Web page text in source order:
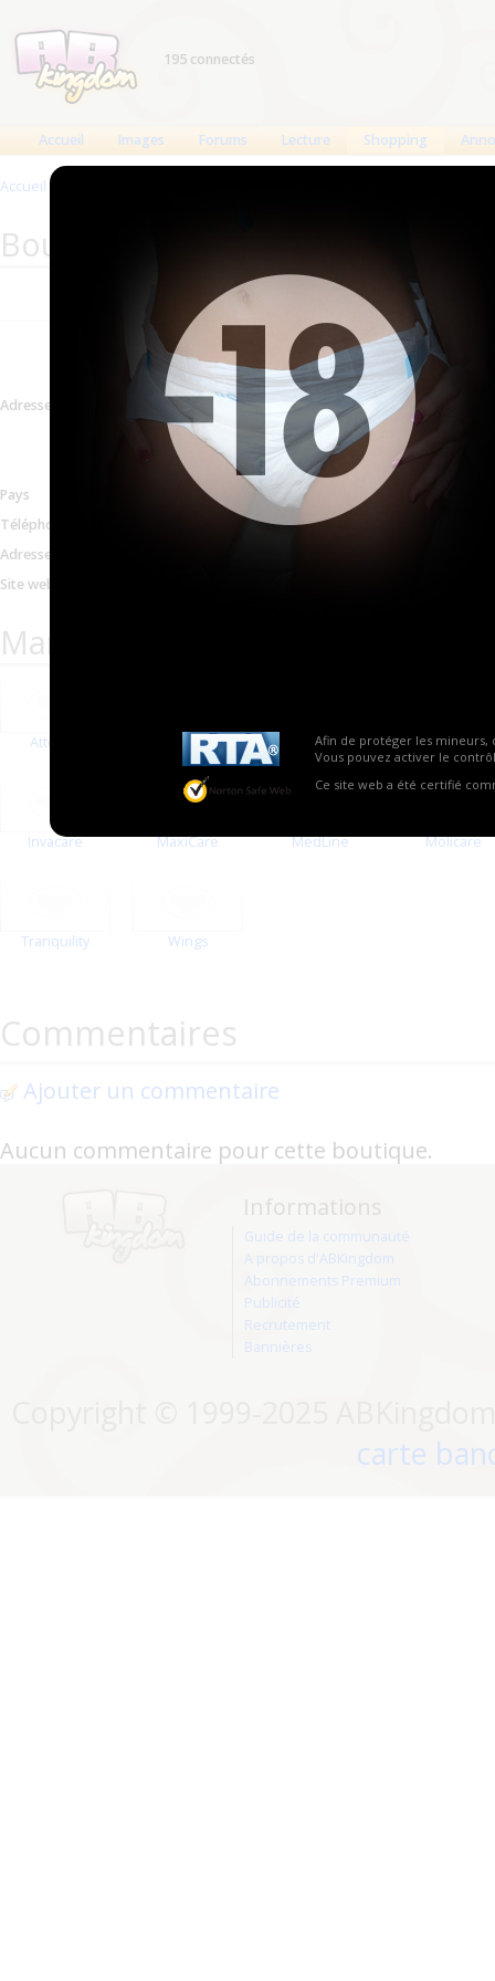
Afin de protéger les mineurs,
Vous pouvez activer le
Ce site web a été certifié
195 connectés
Accueil Images Forums Lecture Shopping
Accueil >
Boutique : 1-800 Wheelchair
Informations mises
Adresse
320 Roebling Street,
York 11211
Voir sur la carte
Pays États-Unis
Téléphone 1 800 320 7140
Adresse email
Site web
Marques proposées par 1-800
Attends Depend Dry Comfort First Quality
Invacare MaxiCare MedLine Molicare
Tranquility Wings
Commentaires
Ajouter un commentaire
Aucun commentaire pour cette boutique.
Informations
Guide de la communauté
A propos d'ABKingdom
Abonnements Premium
Publicité
Recrutement
Bannières
carte